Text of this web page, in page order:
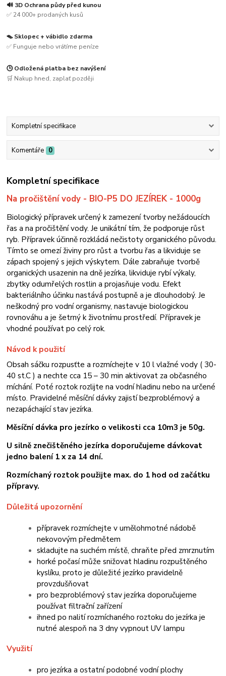
🔊 3D Ochrana půdy před kunou
✅ 24 000+ prodaných kusů
🪤 Sklopec + vábidlo zdarma
✅ Funguje nebo vrátíme peníze
🕒 Odložená platba bez navýšení
🛒 Nakup hned, zaplať později
Kompletní specifikace
Komentáře 0
Kompletní specifikace
Na pročištění vody - BIO-P5 DO JEZÍREK - 1000g
Biologický přípravek určený k zamezení tvorby nežádoucích
řas a na pročištění vody. Je unikátní tím, že podporuje růst
ryb. Přípravek účinně rozkládá nečistoty organického původu.
Tímto se omezí živiny pro růst a tvorbu řas a likviduje se
zápach spojený s jejich výskytem. Dále zabraňuje tvorbě
organických usazenin na dně jezírka, likviduje rybí výkaly,
zbytky odumřelých rostlin a projasňuje vodu. Efekt
bakteriálního účinku nastává postupně a je dlouhodobý. Je
neškodný pro vodní organismy, nastavuje biologickou
rovnováhu a je šetrný k životnímu prostředí. Přípravek je
vhodné používat po celý rok.
Návod k použití
Obsah sáčku rozpusťte a rozmíchejte v 10 l vlažné vody ( 30-
40 st.C ) a nechte cca 15 – 30 min aktivovat za občasného
míchání. Poté roztok rozlijte na vodní hladinu nebo na určené
místo. Pravidelné měsíční dávky zajistí bezproblémový a
nezapáchající stav jezírka.
Měsíční dávka pro jezírko o velikosti cca 10m3 je 50g.
U silně znečištěného jezírka doporučujeme dávkovat
jedno balení 1 x za 14 dní.
Rozmíchaný roztok použijte max. do 1 hod od začátku
přípravy.
Důležitá upozornění
přípravek rozmíchejte v umělohmotné nádobě
nekovovým předmětem
skladujte na suchém místě, chraňte před zmrznutím
horké počasí může snižovat hladinu rozpuštěného
kyslíku, proto je důležité jezírko pravidelně
provzdušňovat
pro bezproblémový stav jezírka doporučujeme
používat filtrační zařízení
ihned po nalití rozmíchaného roztoku do jezírka je
nutné alespoň na 3 dny vypnout UV lampu
Využití
pro jezírka a ostatní podobné vodní plochy